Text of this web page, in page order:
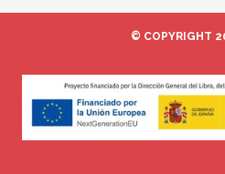
Prologuista
Traductor
Traductora
© COPYRIGHT